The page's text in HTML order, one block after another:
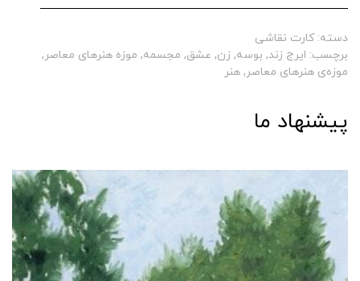
دسته:کارت نقاشی
برچسب: ایرج زند, بوسه, زن, عشق, مجسمه, موزه هنرهای معاصر ,
موزه‌ی هنرهای معاصر , هنر
پیشنهاد ما